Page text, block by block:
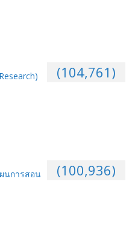
(104,761)
(100,936)
นการสอน